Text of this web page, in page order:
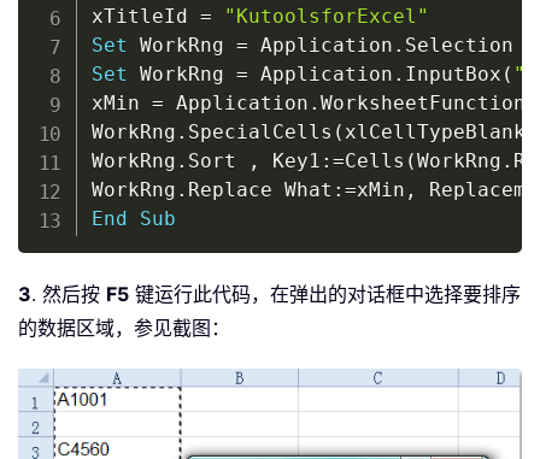
xTitleId =
"KutoolsforExcel"
Set WorkRng = Application .
Set WorkRng = Application . InputBox (
xMin = Application . WorksheetFunction
WorkRng . SpecialCells ( xlCellTypeBlanks
WorkRng . Sort , Key1 : =Cells (WorkRng .
WorkRng . Replace What : =xMin ,
End
Sub
3. 然后按 F5 键运行此代码，在弹出的对话框中选择要排序
的数据区域，参见截图：